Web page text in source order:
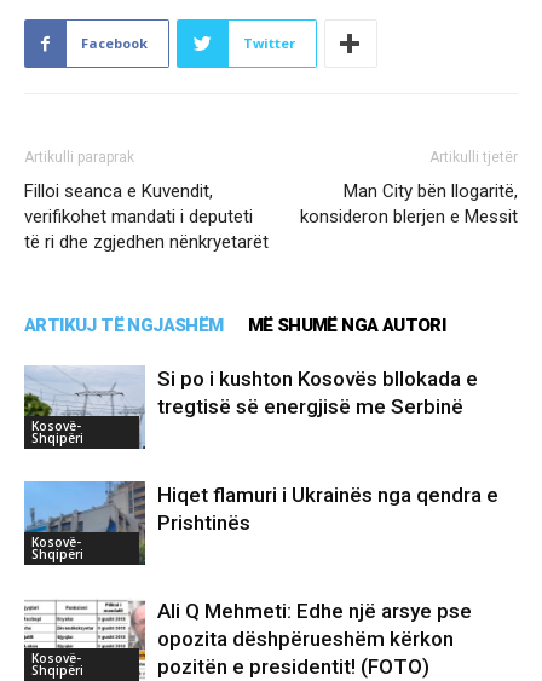
Facebook Twitter
Artikulli paraprak
Filloi seanca e Kuvendit,
verifikohet mandati i deputeti
të ri dhe zgjedhen nënkryetarët
Artikulli tjetër
Man City bën llogaritë,
konsideron blerjen e Messit
ARTIKUJ TË NGJASHËM MË SHUMË NGA AUTORI
Kosovë-
Shqipëri
Si po i kushton Kosovës bllokada e
tregtisë së energjisë me Serbinë
Kosovë-
Shqipëri
Hiqet flamuri i Ukrainës nga qendra e
Prishtinës
Kosovë-
Shqipëri
Ali Q Mehmeti: Edhe një arsye pse
opozita dëshpërueshëm kërkon
pozitën e presidentit! (FOTO)